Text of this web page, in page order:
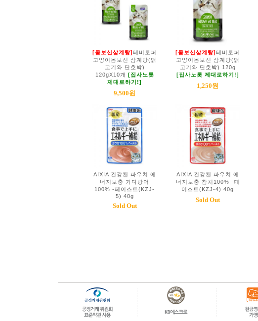
[몸보신삼계탕]테비토퍼
고양이몸보신 삼계탕(닭
고기와 단호박)
120gX10개 [집사노릇
제대로하기!]
9,500원
[몸보신삼계탕]테비토퍼
고양이몸보신 삼계탕(닭
고기와 단호박) 120g
[집사노릇 제대로하기!]
1,250원
AIXIA 건강캔 파우치 에
너지보충 가다랑어
100% -페이스트(KZJ-
5) 40g
Sold Out
AIXIA 건강캔 파우치 에
너지보충 참치100% -페
이스트(KZJ-4) 40g
Sold Out